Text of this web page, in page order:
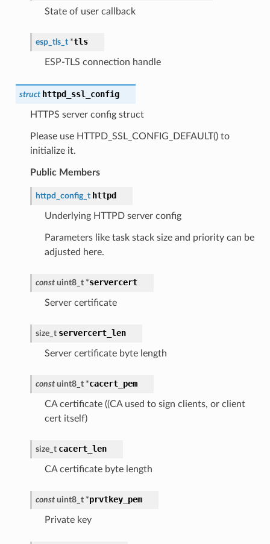
State of user callback
esp_tls_t *tls
ESP-TLS connection handle
struct httpd_ssl_config
HTTPS server config struct
Please use HTTPD_SSL_CONFIG_DEFAULT() to
initialize it.
Public Members
httpd_config_t httpd
Underlying HTTPD server config
Parameters like task stack size and priority can be
adjusted here.
const uint8_t *servercert
Server certificate
size_t servercert_len
Server certificate byte length
const uint8_t *cacert_pem
CA certificate ((CA used to sign clients, or client
cert itself)
size_t cacert_len
CA certificate byte length
const uint8_t *prvtkey_pem
Private key